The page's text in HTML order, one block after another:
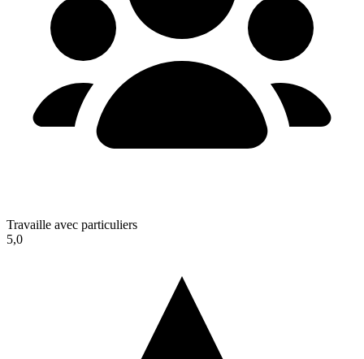
Travaille avec particuliers
5,0